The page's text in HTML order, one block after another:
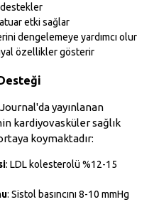
destekler
etki sağlar
dengelemeye yardımcı olur
özellikler gösterir
yayınlanan
kardiyovasküler sağlık
koymaktadır:
: LDL kolesterolü %12-15
: Sistol basıncını 8-10 mmHg